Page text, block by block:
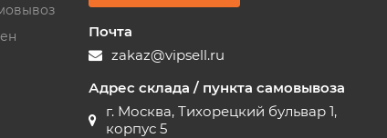
Почта
zakaz@vipsell.ru
Адрес склада / пункта самовывоза
г. Москва, Тихорецкий бульвар 1,
корпус 5